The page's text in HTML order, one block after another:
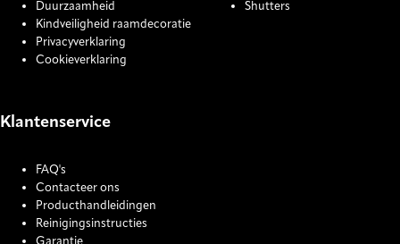
Duurzaamheid
Kindveiligheid raamdecoratie
Privacyverklaring
Cookieverklaring
Shutters
Klantenservice
FAQ's
Contacteer ons
Producthandleidingen
Reinigingsinstructies